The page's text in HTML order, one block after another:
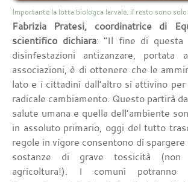
Importante la lotta biologca larvale, il resto sono
Fabrizia Pratesi, coordinatrice di
scientifico dichiara: “Il fine di questa
disinfestazioni antizanzare, portata
associazioni, è di ottenere che le
lato e i cittadini dall’altro si attivino
radicale cambiamento. Questo partirà
salute umana e quella dell’ambiente
in assoluto primario, oggi del tutto
regole in vigore consentono di
sostanze di grave tossicità (non
agricoltura!). I comuni potranno